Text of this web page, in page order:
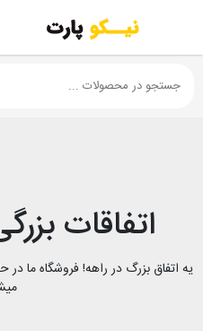
اتفاقات
یه اتفاق بزرگ در راهه! فروشگاه ما